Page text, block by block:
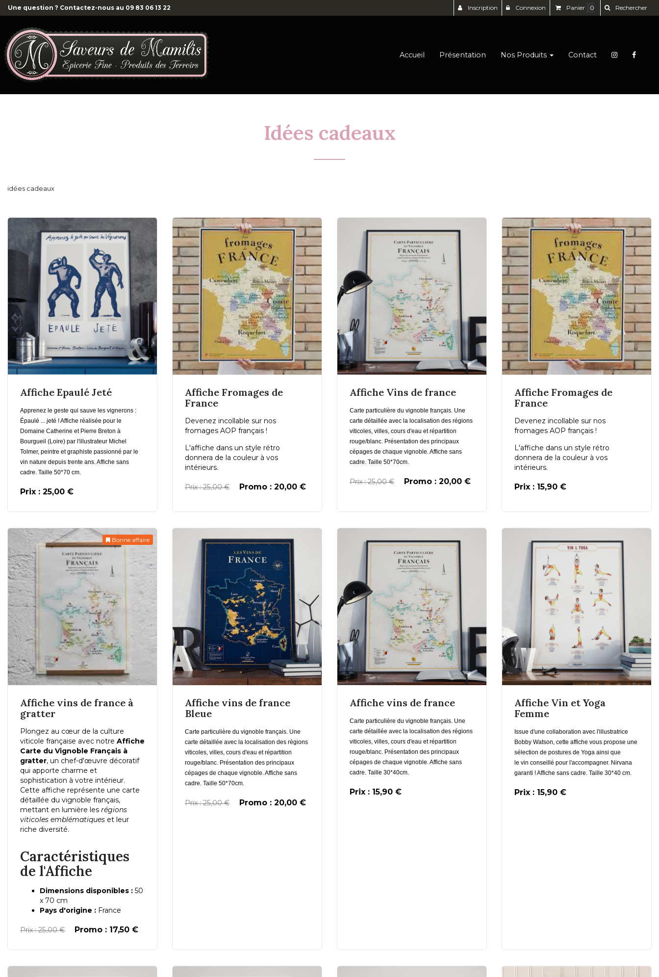
Accueil Présentation Nos Produits Contact
Idées cadeaux
idées cadeaux
Affiche Epaulé Jeté
Apprenez le geste qui sauve les vignerons :
Épaulé ... jeté ! Affiche réalisée pour le
Domaine Catherine et Pierre Breton à
Bourgueil (Loire) par l'illustrateur Michel
Tolmer, peintre et graphiste passionné par le
vin nature depuis trente ans. Affiche sans
cadre. Taille 50*70 cm.
Prix : 25,00 €
Affiche Fromages de
France
Devenez incollable sur nos
fromages AOP français !
L'affiche dans un style rétro
donnera de la couleur à vos
intérieurs.
Prix : 25,00 € Promo : 20,00 €
En savoir plus
Ajouter au Panier
Affiche Vins de france
Carte particulière du vignoble français. Une
carte détaillée avec la localisation des régions
viticoles, villes, cours d'eau et répartition
rouge/blanc. Présentation des principaux
cépages de chaque vignoble. Affiche sans
cadre. Taille 50*70cm.
Prix : 25,00 € Promo : 20,00 €
En savoir plus
Affiche Fromages de
France
Devenez incollable sur nos
fromages AOP français !
L'affiche dans un style rétro
donnera de la couleur à vos
intérieurs.
Prix : 15,90 €
Bonne affaire
Affiche vins de france à
gratter
Plongez au cœur de la culture
viticole française avec notre Affiche
Carte du Vignoble Français à
gratter, un chef-d'œuvre décoratif
qui apporte charme et
sophistication à votre intérieur.
Cette affiche représente une carte
détaillée du vignoble français,
mettant en lumière les régions
viticoles emblématiques et leur
riche diversité.
Caractéristiques
de l'Affiche
Dimensions disponibles : 50
x 70 cm
Pays d'origine : France
Prix : 25,00 € Promo : 17,50 €
En savoir plus
Ajouter au Panier
Affiche vins de france
Bleue
Carte particulière du vignoble français. Une
carte détaillée avec la localisation des régions
viticoles, villes, cours d'eau et répartition
rouge/blanc. Présentation des principaux
cépages de chaque vignoble. Affiche sans
cadre. Taille 50*70cm.
Prix : 25,00 € Promo : 20,00 €
En savoir plus
Affiche vins de france
Carte particulière du vignoble français. Une
carte détaillée avec la localisation des régions
viticoles, villes, cours d'eau et répartition
rouge/blanc. Présentation des principaux
cépages de chaque vignoble. Affiche sans
cadre. Taille 30*40cm.
Prix : 15,90 €
En savoir plus
Ajouter au Panier
Affiche Vin et Yoga
Femme
Issue d'une collaboration avec l'illustratrice
Bobby Watson, cette affiche vous propose une
sélection de postures de Yoga ainsi que
le vin conseillé pour l'accompagner. Nirvana
garanti ! Affiche sans cadre. Taille 30*40 cm.
Prix : 15,90 €
En savoir plus
Une question ? Contactez-nous au 09 83 06 13 22 Inscription Connexion Panier 0 Rechercher